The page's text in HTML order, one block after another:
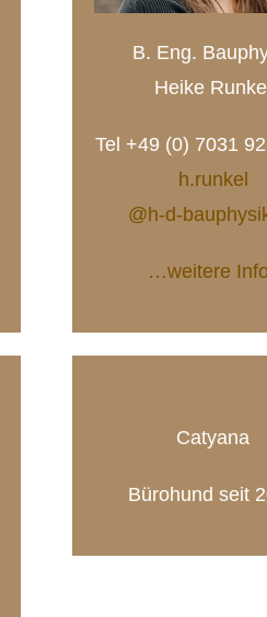
B. Eng.
Heike Runkel
Tel +49 (0) 7031
h.runkel
@h-d-
…weitere
Catyana
Bürohund seit